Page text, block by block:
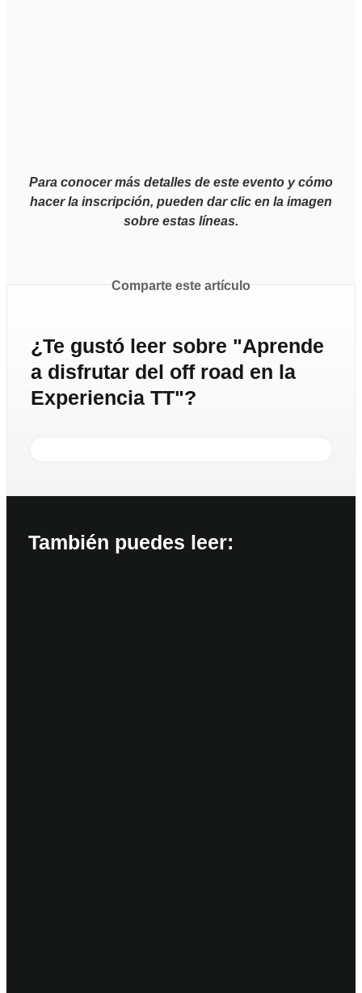
Para conocer más detalles de este evento y cómo
hacer la inscripción, pueden dar clic en la imagen
sobre estas líneas.
Comparte este artículo
¿Te gustó leer sobre "Aprende
a disfrutar del off road en la
Experiencia TT"?
También puedes leer: